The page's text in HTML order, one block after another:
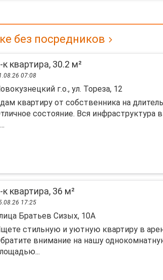
без посредников
к квартира, 30.2 м²
07:08
г.о., ул. Тореза, 12
квартиру от собственника на
состояние. Вся инфраструктура
к квартира, 36 м²
17:25
Братьев Сизых, 10А
стильную и уютную квартиру в
внимание на нашу